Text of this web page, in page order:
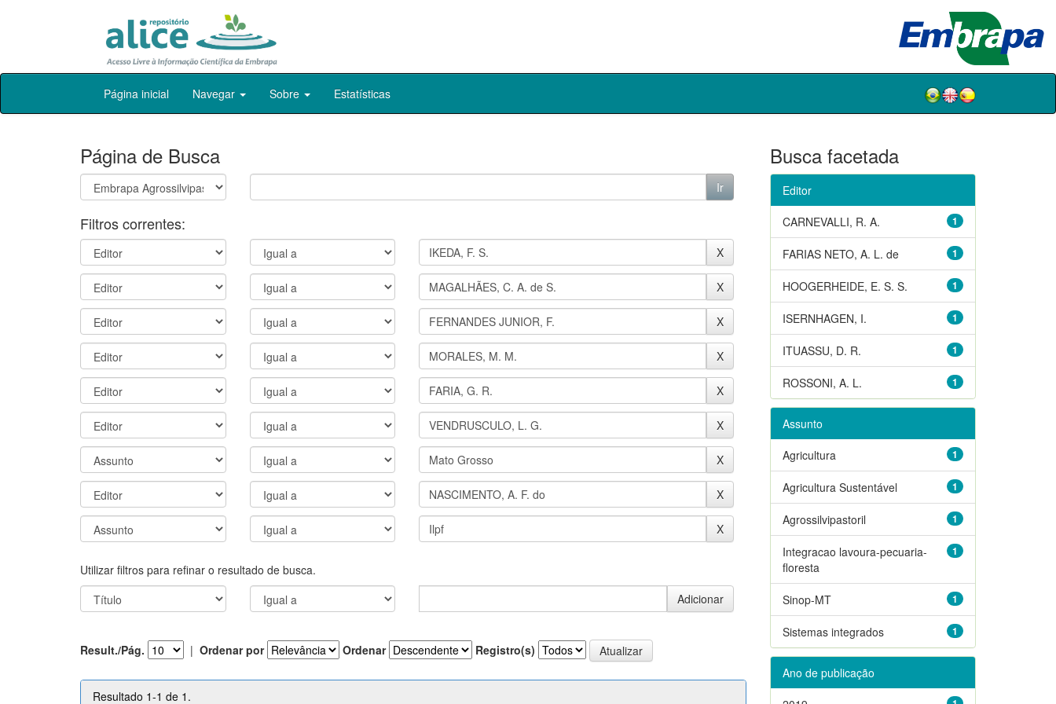
Skip
Página inicial Navegar Sobre Estatísticas
Página de Busca
Filtros correntes:
Utilizar filtros para refinar o resultado de busca.
Result./Pág. | Ordenar por Ordenar Registro(s)
Resultado 1-1 de 1.
Busca facetada
Editor
1
CARNEVALLI, R. A.
1
FARIAS NETO, A. L. de
1
HOOGERHEIDE, E. S. S.
1
ISERNHAGEN, I.
1
ITUASSU, D. R.
1
ROSSONI, A. L.
Assunto
1
Agricultura
1
Agricultura Sustentável
1
Agrossilvipastoril
1
Integracao lavoura-pecuaria-
floresta
1
Sinop-MT
1
Sistemas integrados
Ano de publicação